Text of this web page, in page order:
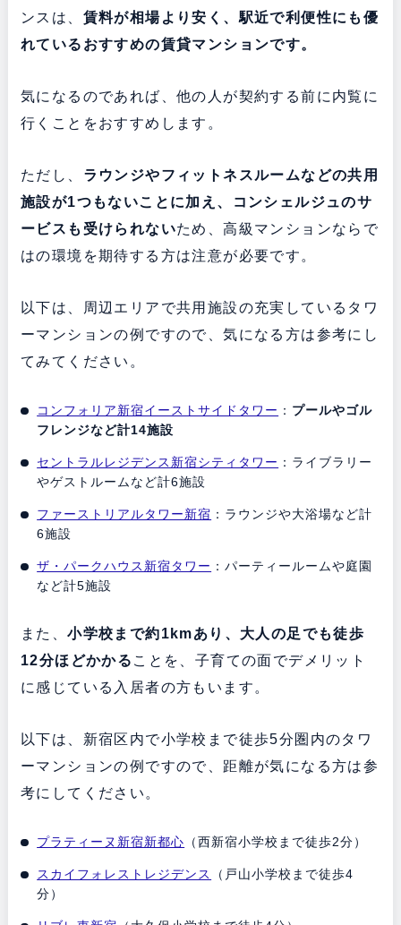
ンスは、 賃料が相場より安く、駅近で利便性にも優
れている おすすめの賃貸マンションです。
気になるのであれば、他の人が契約する前に内覧に
行くことをおすすめします。
ただし、 ラウンジやフィットネスルームなどの共用
施設が1つもないことに加え、コンシェルジュのサ
ービスも受けられないため、高級マンションならで
はの環境を期待する方は注意が必要です。
以下は、周辺エリアで共用施設の充実しているタワ
ーマンションの例ですので、気になる方は参考にし
てみてください。
コンフォリア新宿イーストサイドタワー ： プールやゴル
フレンジなど計14施設
セントラルレジデンス新宿シティタワー ：ライブラリー
やゲストルームなど計6施設
ファーストリアルタワー新宿 ：ラウンジや大浴場など計
6施設
ザ・パークハウス新宿タワー ：パーティールームや庭園
など計5施設
また、小学校まで約1kmあり、大人の足でも徒歩
12分ほどかかる ことを、子育ての面でデメリット
に感じている入居者の方もいます。
以下は、新宿区内で小学校まで徒歩5分圏内のタワ
ーマンションの例ですので、距離が気になる方は参
考にしてください。
プラティーヌ新宿新都心 （西新宿小学校まで徒歩2分）
スカイフォレストレジデンス
（戸山小学校まで徒歩4
分）